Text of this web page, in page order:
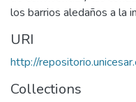
los barrios aledaños a la
URI
http://
Collections